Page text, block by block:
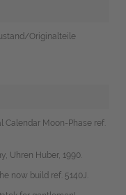
Originalteile
Calendar Moon-Phase ref.
Uhren Huber, 1990.
now build ref. 5140J.